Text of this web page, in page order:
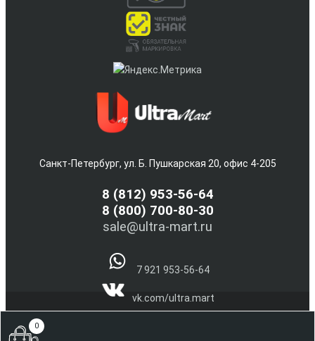
Санкт-Петербург, ул. Б. Пушкарская 20, офис 4-205
8 (812) 953-56-64
8 (800) 700-80-30
sale@ultra-mart.ru
7 921 953-56-64
vk.com/ultra.mart
0